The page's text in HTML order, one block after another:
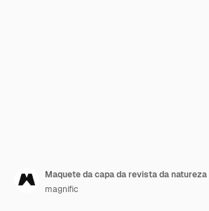
Maquete da capa da revista da
magnific